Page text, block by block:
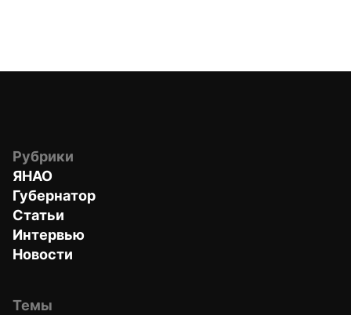
Рубрики
ЯНАО
Губернатор
Статьи
Интервью
Новости
Темы